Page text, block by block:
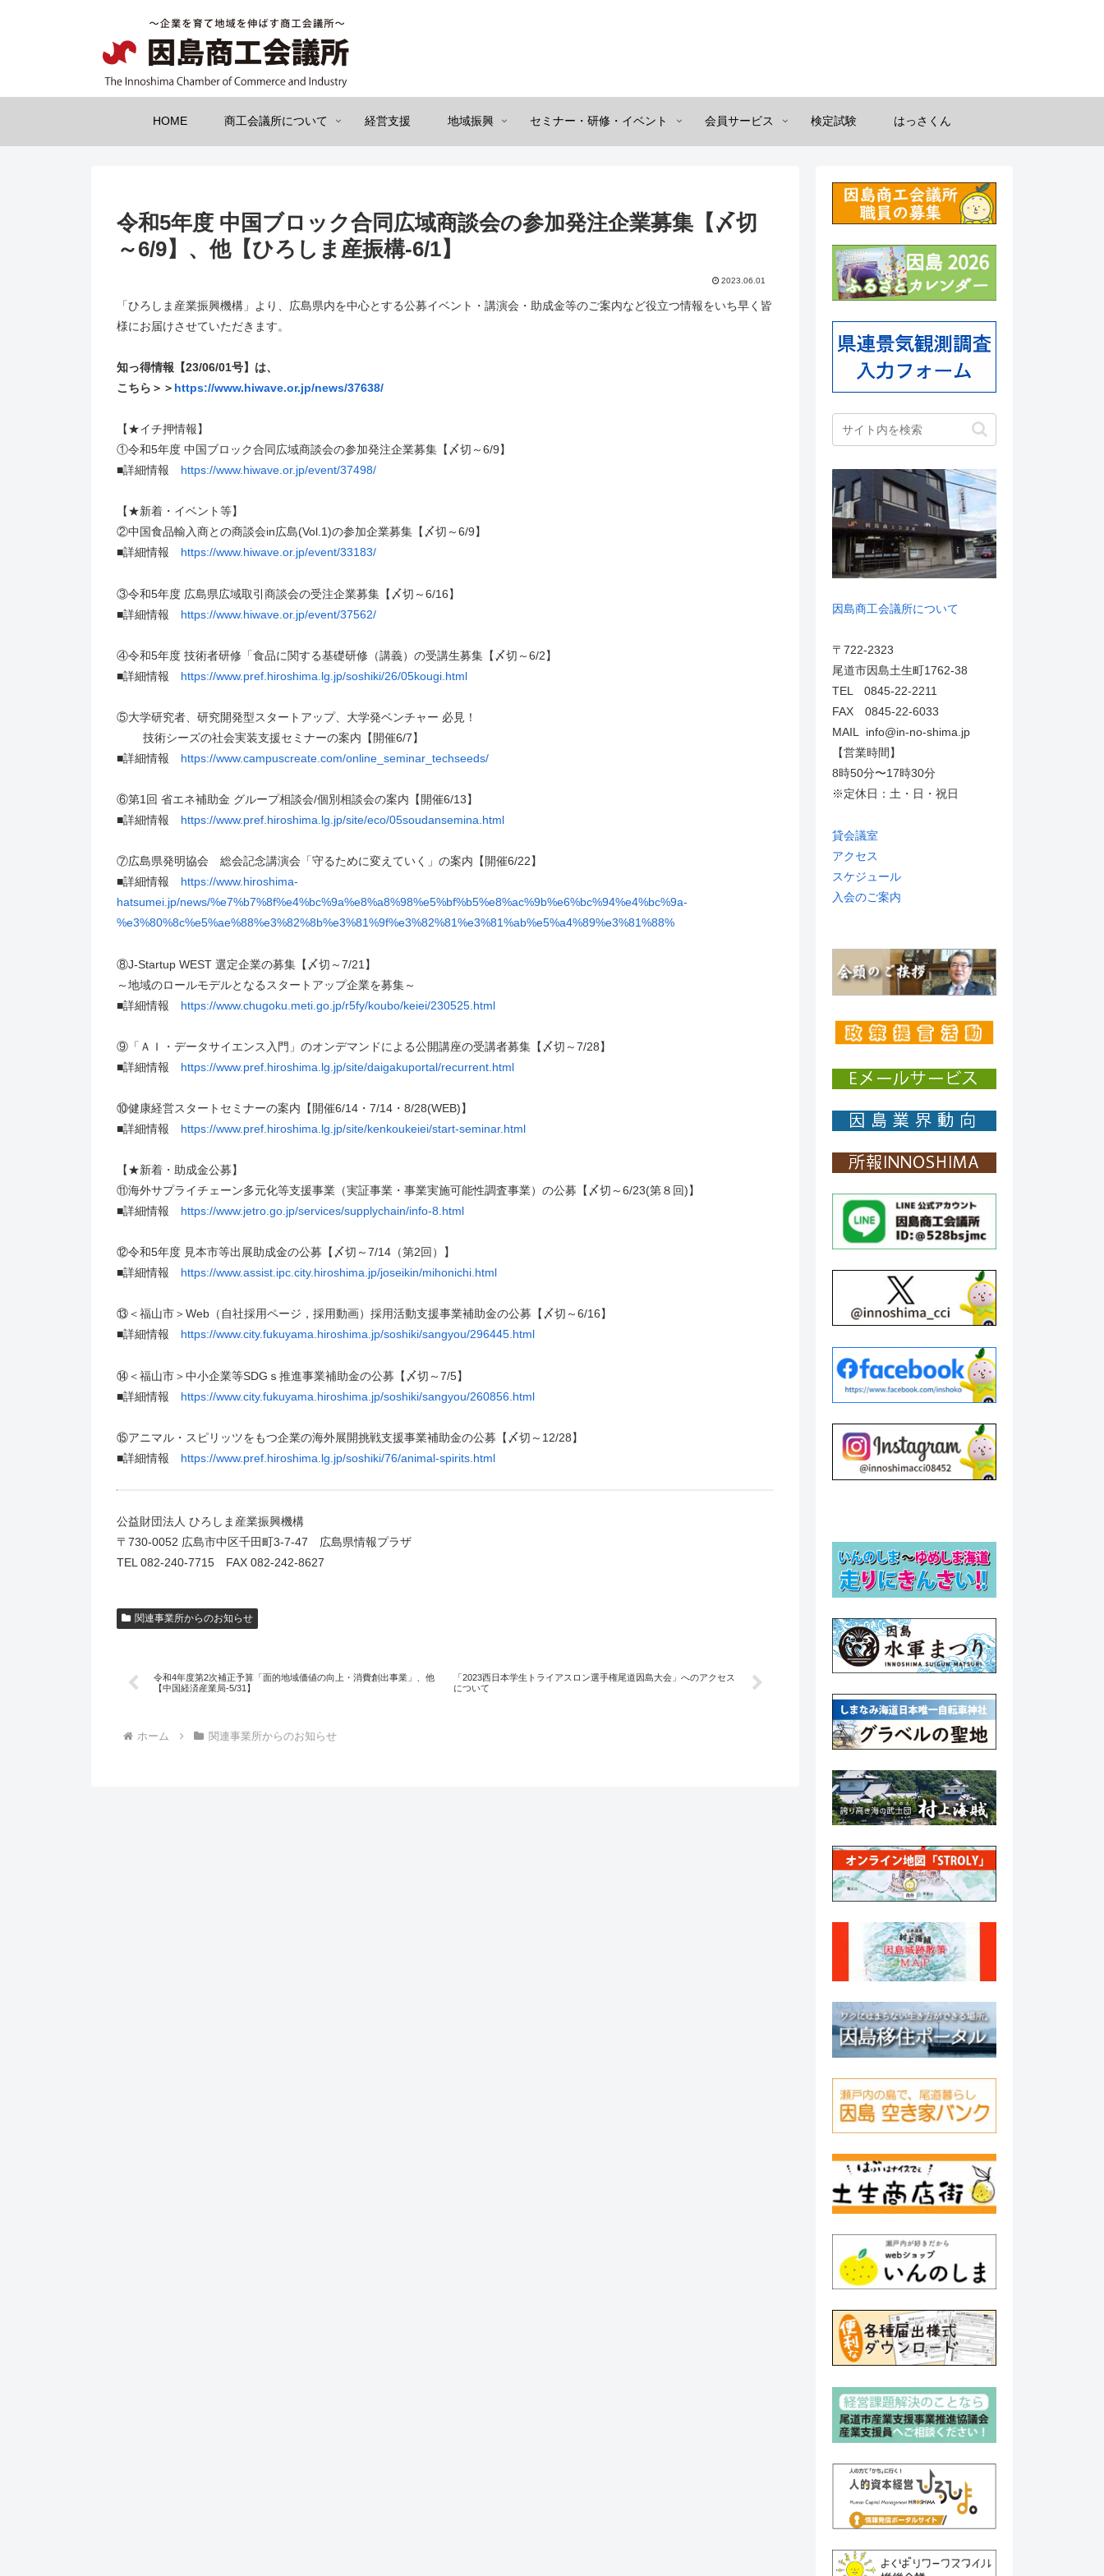
HOME 商工会議所について 経営支援 地域振興 セミナー・研修・イベント 会員サービス 検定試験 はっさくん
令和5年度 中国ブロック合同広域商談会の参加発注企業募集【〆切
～6/9】、他【ひろしま産振構-6/1】
2023.06.01
「ひろしま産業振興機構」より、広島県内を中心とする公募イベント・講演会・助成金等のご案内など役立つ情報をいち早く皆
様にお届けさせていただきます。
知っ得情報【23/06/01号】は、
こちら＞＞ https://www.hiwave.or.jp/news/37638/
【★イチ押情報】
①令和5年度 中国ブロック合同広域商談会の参加発注企業募集【〆切～6/9】
■詳細情報 https://www.hiwave.or.jp/event/37498/
【★新着・イベント等】
②中国食品輸入商との商談会in広島(Vol.1)の参加企業募集【〆切～6/9】
■詳細情報 https://www.hiwave.or.jp/event/33183/
③令和5年度 広島県広域取引商談会の受注企業募集【〆切～6/16】
■詳細情報 https://www.hiwave.or.jp/event/37562/
④令和5年度 技術者研修「食品に関する基礎研修（講義）の受講生募集【〆切～6/2】
■詳細情報 https://www.pref.hiroshima.lg.jp/soshiki/26/05kougi.html
⑤大学研究者、研究開発型スタートアップ、大学発ベンチャー 必見！
技術シーズの社会実装支援セミナーの案内【開催6/7】
■詳細情報 https://www.campuscreate.com/online_seminar_techseeds/
⑥第1回 省エネ補助金 グループ相談会/個別相談会の案内【開催6/13】
■詳細情報 https://www.pref.hiroshima.lg.jp/site/eco/05soudansemina.html
⑦広島県発明協会 総会記念講演会「守るために変えていく」の案内【開催6/22】
■詳細情報 https://www.hiroshima-
hatsumei.jp/news/%e7%b7%8f%e4%bc%9a%e8%a8%98%e5%bf%b5%e8%ac%9b%e6%bc%94%e4%bc%9a-
%e3%80%8c%e5%ae%88%e3%82%8b%e3%81%9f%e3%82%81%e3%81%ab%e5%a4%89%e3%81%88%
⑧J-Startup WEST 選定企業の募集【〆切～7/21】
～地域のロールモデルとなるスタートアップ企業を募集～
■詳細情報 https://www.chugoku.meti.go.jp/r5fy/koubo/keiei/230525.html
⑨「ＡＩ・データサイエンス入門」のオンデマンドによる公開講座の受講者募集【〆切～7/28】
■詳細情報 https://www.pref.hiroshima.lg.jp/site/daigakuportal/recurrent.html
⑩健康経営スタートセミナーの案内【開催6/14・7/14・8/28(WEB)】
■詳細情報 https://www.pref.hiroshima.lg.jp/site/kenkoukeiei/start-seminar.html
【★新着・助成金公募】
⑪海外サプライチェーン多元化等支援事業（実証事業・事業実施可能性調査事業）の公募【〆切～6/23(第８回)】
■詳細情報 https://www.jetro.go.jp/services/supplychain/info-8.html
⑫令和5年度 見本市等出展助成金の公募【〆切～7/14（第2回）】
■詳細情報 https://www.assist.ipc.city.hiroshima.jp/joseikin/mihonichi.html
⑬＜福山市＞Web（自社採用ページ，採用動画）採用活動支援事業補助金の公募【〆切～6/16】
■詳細情報 https://www.city.fukuyama.hiroshima.jp/soshiki/sangyou/296445.html
⑭＜福山市＞中小企業等SDGｓ推進事業補助金の公募【〆切～7/5】
■詳細情報 https://www.city.fukuyama.hiroshima.jp/soshiki/sangyou/260856.html
⑮アニマル・スピリッツをもつ企業の海外展開挑戦支援事業補助金の公募【〆切～12/28】
■詳細情報 https://www.pref.hiroshima.lg.jp/soshiki/76/animal-spirits.html
公益財団法人 ひろしま産業振興機構
〒730-0052 広島市中区千田町3-7-47 広島県情報プラザ
TEL 082-240-7715 FAX 082-242-8627
関連事業所からのお知らせ
令和4年度第2次補正予算「面的地域価値の向上・消費創出事業」、他
【中国経済産業局-5/31】
「2023西日本学生トライアスロン選手権尾道因島大会」へのアクセス
について
ホーム 関連事業所からのお知らせ
因島商工会議所について
〒722-2323
尾道市因島土生町1762-38
TEL 0845-22-2211
FAX 0845-22-6033
MAIL info@in-no-shima.jp
【営業時間】
8時50分〜17時30分
※定休日：土・日・祝日
貸会議室
アクセス
スケジュール
入会のご案内